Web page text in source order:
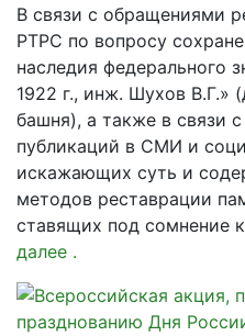
В связи с обращениями
РТРС по вопросу
наследия федерального
1922 г., инж. Шухов В.Г.»
башня), а также в связи
публикаций в СМИ и
искажающих суть и
методов реставрации
ставящих под сомнение
далее .